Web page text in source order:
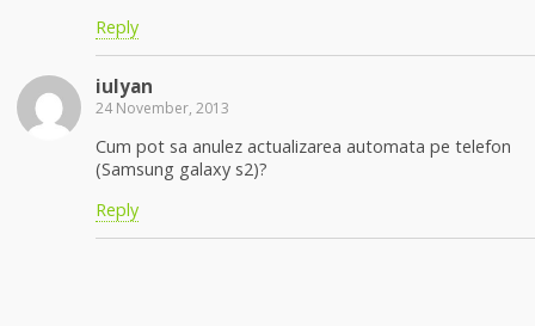
Reply
iulyan
24 November, 2013
Cum pot sa anulez actualizarea automata pe telefon
(Samsung galaxy s2)?
Reply